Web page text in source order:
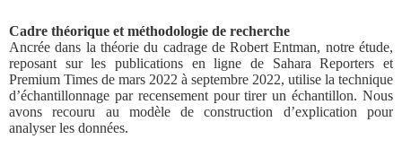
Cadre théorique et méthodologie de recherche
Ancrée dans la théorie du cadrage de Robert Entman, notre étude,
reposant sur les publications en ligne de Sahara Reporters et
Premium Times de mars 2022 à septembre 2022, utilise la technique
d’échantillonnage par recensement pour tirer un échantillon. Nous
avons recouru au modèle de construction d’explication pour
analyser les données.